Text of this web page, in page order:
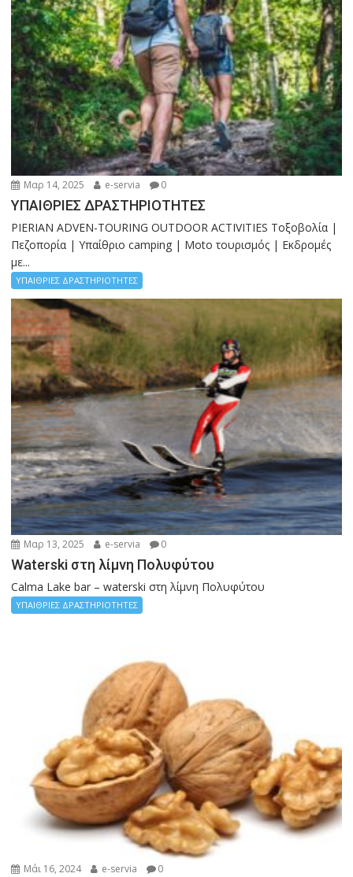
Μαρ 14, 2025 e-servia 0
ΥΠΑΙΘΡΙΕΣ ΔΡΑΣΤΗΡΙΟΤΗΤΕΣ
PIERIAN ADVEN-TOURING OUTDOOR ACTIVITIES Τοξοβολία |
Πεζοπορία | Υπαίθριο camping | Moto τουρισμός | Εκδρομές
με...
ΥΠΑΙΘΡΙΕΣ ΔΡΑΣΤΗΡΙΟΤΗΤΕΣ
Μαρ 13, 2025 e-servia 0
Waterski στη λίμνη Πολυφύτου
Calma Lake bar – waterski στη λίμνη Πολυφύτου
ΥΠΑΙΘΡΙΕΣ ΔΡΑΣΤΗΡΙΟΤΗΤΕΣ
Μάι 16, 2024 e-servia 0